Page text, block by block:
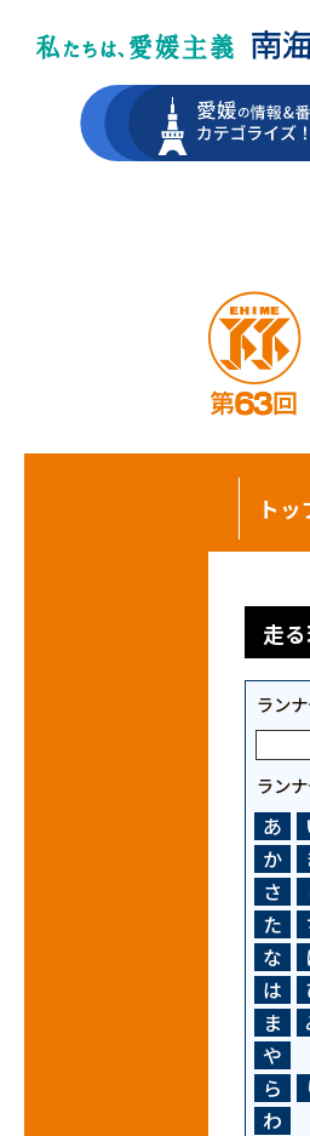
ト
走
ラン
ラン
あ
か
さ
た
な
は
ま
や
ら
わ